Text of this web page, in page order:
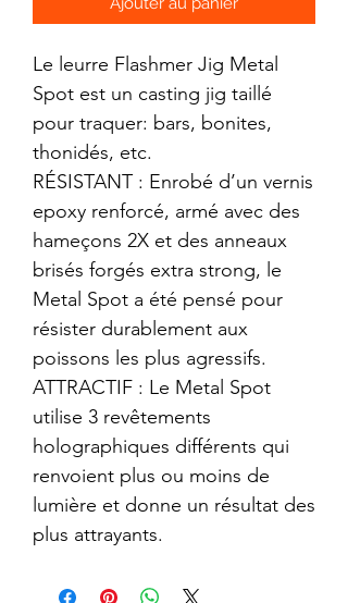
Le leurre Flashmer Jig Metal
Spot est un casting jig taillé
pour traquer: bars, bonites,
thonidés, etc.
RÉSISTANT : Enrobé d’un vernis
epoxy renforcé, armé avec des
hameçons 2X et des anneaux
brisés forgés extra strong, le
Metal Spot a été pensé pour
résister durablement aux
poissons les plus agressifs.
ATTRACTIF : Le Metal Spot
utilise 3 revêtements
holographiques différents qui
renvoient plus ou moins de
lumière et donne un résultat des
plus attrayants.